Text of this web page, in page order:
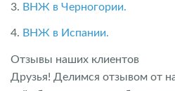
3. ВНЖ в Черногории.
4. ВНЖ в Испании.
Отзывы наших клиентов
Друзья! Делимся отзывом от